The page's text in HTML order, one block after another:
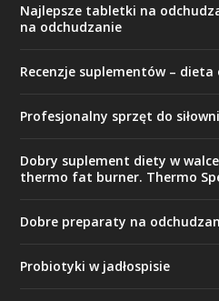
Najlepsze tabletki na
na odchudzanie
Recenzje suplementów – dieta
Profesjonalny sprzęt do
Dobry suplement diety w
thermo fat burner. Thermo
Dobre preparaty na
Probiotyki w jadłospisie